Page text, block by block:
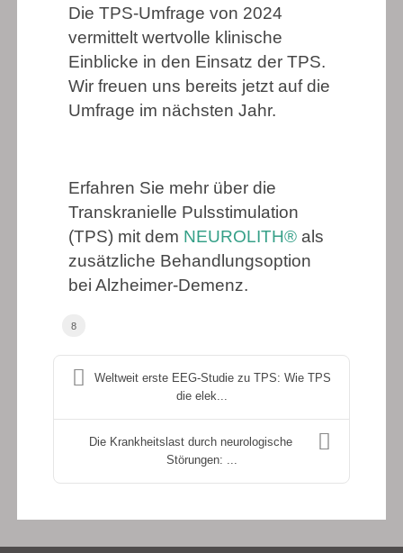
Die TPS-Umfrage von 2024
vermittelt wertvolle klinische
Einblicke in den Einsatz der TPS.
Wir freuen uns bereits jetzt auf die
Umfrage im nächsten Jahr.
Erfahren Sie mehr über die
Transkranielle Pulsstimulation
(TPS) mit dem NEUROLITH®als
zusätzliche Behandlungsoption
bei Alzheimer-Demenz.
8
Weltweit erste EEG-Studie zu TPS: Wie TPS
die elek...
Die Krankheitslast durch neurologische
Störungen: ...